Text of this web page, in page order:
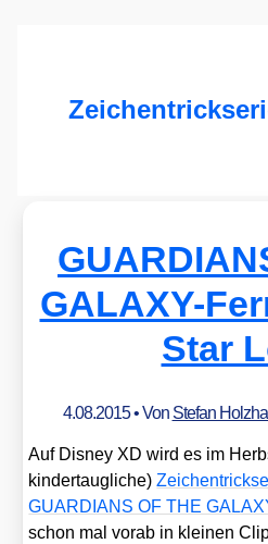
GALAXY-
Star
4.08.2015• Von Stefan
Auf Dis­ney XD wird es im
kin­der­taug­li­che)
GUARDIANS OF THE
schon mal vor­ab in klei­nen